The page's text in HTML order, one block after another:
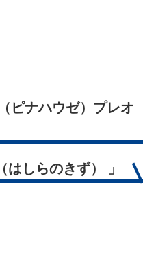
ピナハウゼ）プレオ
しらのきず） 」